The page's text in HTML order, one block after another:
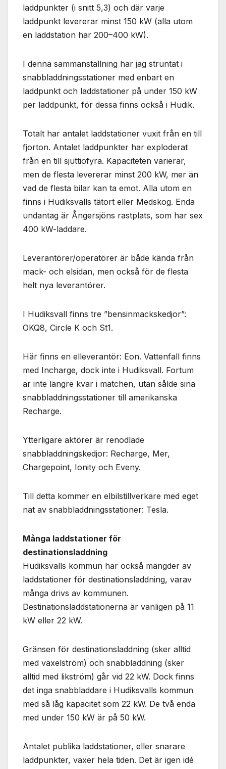
laddpunkter (i snitt 5,3) och där varje
laddpunkt levererar minst 150 kW (alla utom
en laddstation har 200–400 kW).
I denna sammanställning har jag struntat i
snabbladdningsstationer med enbart en
laddpunkt och laddstationer på under 150 kW
per laddpunkt, för dessa finns också i Hudik.
Totalt har antalet laddstationer vuxit från en till
fjorton. Antalet laddpunkter har exploderat
från en till sjuttiofyra. Kapaciteten varierar,
men de flesta levererar minst 200 kW, mer än
vad de flesta bilar kan ta emot. Alla utom en
finns i Hudiksvalls tätort eller Medskog. Enda
undantag är Ångersjöns rastplats, som har sex
400 kW-laddare.
Leverantörer/operatörer är både kända från
mack- och elsidan, men också för de flesta
helt nya leverantörer.
I Hudiksvall finns tre ”bensinmackskedjor”:
OKQ8, Circle K och St1.
Här finns en elleverantör: Eon. Vattenfall finns
med Incharge, dock inte i Hudiksvall. Fortum
är inte längre kvar i matchen, utan sålde sina
snabbladdningsstationer till amerikanska
Recharge.
Ytterligare aktörer är renodlade
snabbladdningskedjor: Recharge, Mer,
Chargepoint, Ionity och Eveny.
Till detta kommer en elbilstillverkare med eget
nät av snabbladdningsstationer: Tesla.
Många laddstationer för
destinationsladdning
Hudiksvalls kommun har också mängder av
laddstationer för destinationsladdning, varav
många drivs av kommunen.
Destinationsladdstationerna är vanligen på 11
kW eller 22 kW.
Gränsen för destinationsladdning (sker alltid
med växelström) och snabbladdning (sker
alltid med likström) går vid 22 kW. Dock finns
det inga snabbladdare i Hudiksvalls kommun
med så låg kapacitet som 22 kW. De två enda
med under 150 kW är på 50 kW.
Antalet publika laddstationer, eller snarare
laddpunkter, växer hela tiden. Det är igen idé
går inte att
välja bort. De
behövs för
över huvud
Statistik
För att vi ska
kunna
förbättra
hemsidans
funktionalitet
och
baserat på
hur
hemsidan